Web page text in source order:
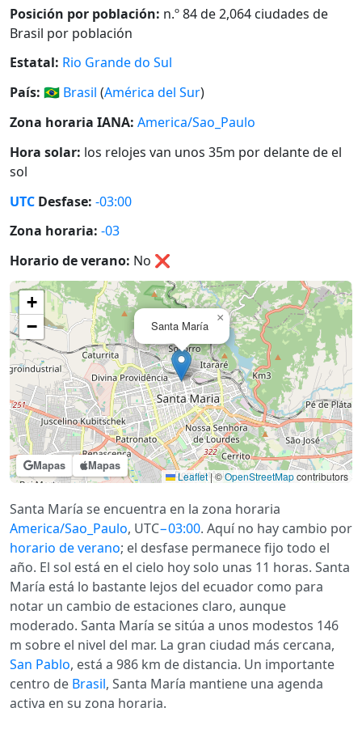
Posición por población: n.º 84 de 2,064 ciudades de
Brasil por población
Estatal: Rio Grande do Sul
País: 🇧🇷 Brasil (América del Sur)
Zona horaria IANA: America/Sao_Paulo
Hora solar: los relojes van unos 35m por delante de el
sol
UTC Desfase: -03:00
Zona horaria: -03
Horario de verano: No ❌
Mapas Mapas
Santa María
×
+
−
Leaflet|©OpenStreetMapcontributors
Santa María se encuentra en la zona horaria
America/Sao_Paulo, UTC−03:00. Aquí no hay cambio por
horario de verano; el desfase permanece fijo todo el
año. El sol está en el cielo hoy solo unas 11 horas. Santa
María está lo bastante lejos del ecuador como para
notar un cambio de estaciones claro, aunque
moderado. Santa María se sitúa a unos modestos 146
m sobre el nivel del mar. La gran ciudad más cercana,
San Pablo, está a 986 km de distancia. Un importante
centro de Brasil, Santa María mantiene una agenda
activa en su zona horaria.